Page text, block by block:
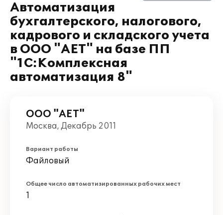
Автоматизация
бухгалтерского, налогового,
кадрового и складского учета
в ООО "АЕТ" на базе ПП
"1С:Комплексная
автоматизация 8"
ООО "АЕТ"
Москва, Декабрь 2011
Вариант работы
Файловый
Общее число автоматизированных рабочих мест
1